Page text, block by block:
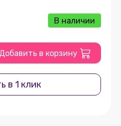
В наличии
Добавить в корзину
в 1 клик